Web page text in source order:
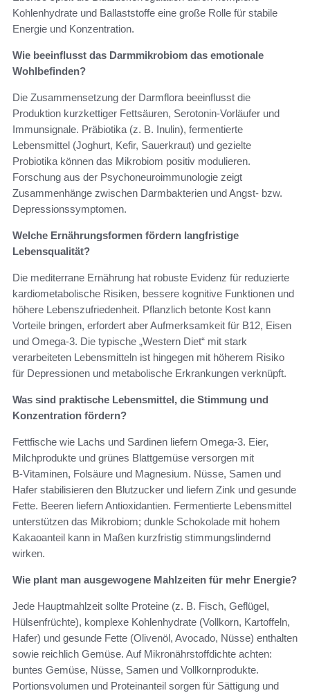
Kohlenhydrate und Ballaststoffe eine große Rolle für stabile
Energie und Konzentration.
Wie beeinflusst das Darmmikrobiom das emotionale
Wohlbefinden?
Die Zusammensetzung der Darmflora beeinflusst die
Produktion kurzkettiger Fettsäuren, Serotonin‑Vorläufer und
Immunsignale. Präbiotika (z. B. Inulin), fermentierte
Lebensmittel (Joghurt, Kefir, Sauerkraut) und gezielte
Probiotika können das Mikrobiom positiv modulieren.
Forschung aus der Psychoneuroimmunologie zeigt
Zusammenhänge zwischen Darmbakterien und Angst‑ bzw.
Depressionssymptomen.
Welche Ernährungsformen fördern langfristige
Lebensqualität?
Die mediterrane Ernährung hat robuste Evidenz für reduzierte
kardiometabolische Risiken, bessere kognitive Funktionen und
höhere Lebenszufriedenheit. Pflanzlich betonte Kost kann
Vorteile bringen, erfordert aber Aufmerksamkeit für B12, Eisen
und Omega‑3. Die typische „Western Diet“ mit stark
verarbeiteten Lebensmitteln ist hingegen mit höherem Risiko
für Depressionen und metabolische Erkrankungen verknüpft.
Was sind praktische Lebensmittel, die Stimmung und
Konzentration fördern?
Fettfische wie Lachs und Sardinen liefern Omega‑3. Eier,
Milchprodukte und grünes Blattgemüse versorgen mit
B‑Vitaminen, Folsäure und Magnesium. Nüsse, Samen und
Hafer stabilisieren den Blutzucker und liefern Zink und gesunde
Fette. Beeren liefern Antioxidantien. Fermentierte Lebensmittel
unterstützen das Mikrobiom; dunkle Schokolade mit hohem
Kakaoanteil kann in Maßen kurzfristig stimmungslindernd
wirken.
Wie plant man ausgewogene Mahlzeiten für mehr Energie?
Jede Hauptmahlzeit sollte Proteine (z. B. Fisch, Geflügel,
Hülsenfrüchte), komplexe Kohlenhydrate (Vollkorn, Kartoffeln,
Hafer) und gesunde Fette (Olivenöl, Avocado, Nüsse) enthalten
sowie reichlich Gemüse. Auf Mikronährstoffdichte achten:
buntes Gemüse, Nüsse, Samen und Vollkornprodukte.
Portionsvolumen und Proteinanteil sorgen für Sättigung und